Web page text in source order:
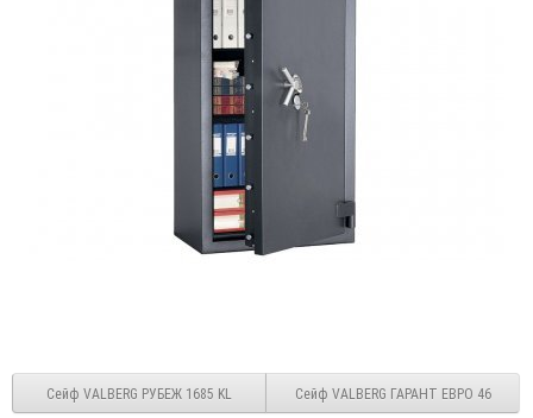
Сейф VALBERG РУБЕЖ 1685 KL Сейф VALBERG ГАРАНТ ЕВРО 46